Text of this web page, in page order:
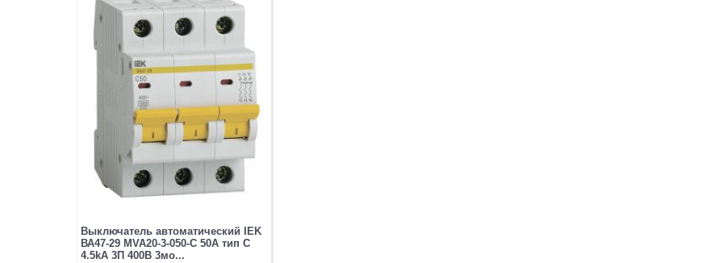
Выключатель автоматический IEK
ВА47-29 MVA20-3-050-C 50A тип C
4.5kA 3П 400В 3мо...